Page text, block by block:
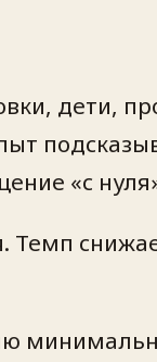
дети,
«с